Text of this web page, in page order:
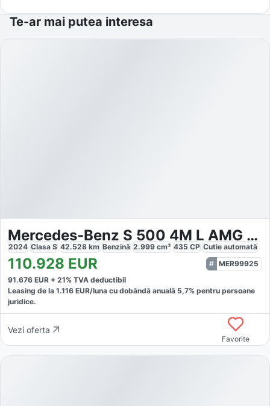
Te-ar mai putea interesa
Mercedes-Benz S 500 4M L AMG Sport Pano Chauff Fond Entert Mas
2024 Clasa S 42.528 km Benzină 2.999 cm³ 435 CP Cutie automată
110.928 EUR
MER99925
91.676 EUR + 21% TVA deductibil
Leasing de la 1.116 EUR/luna cu dobăndă anuală 5,7% pentru persoane
juridice.
Vezi oferta
Favorite